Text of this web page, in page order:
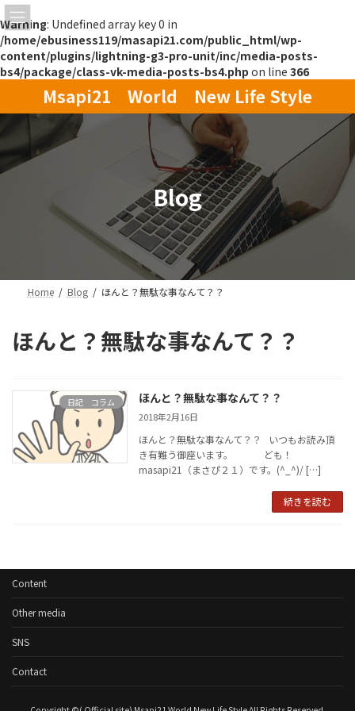
Warning: Undefined array key 0 in
/home/ebusiness119/masapi21.com/public_html/wp-
content/plugins/lightning-g3-pro-unit/inc/media-posts-
bs4/package/class-vk-media-posts-bs4.php on line 366
テ
ン
ツ
へ
ゲ
ー
シ
ョ
Msapi21 World New Life Style
Blog
Home Blog ほんと？無駄な事なんて？？
ほんと？無駄な事なんて？？
日記 コラム ほんと？無駄な事なんて？？
2018年2月16日
ほんと？無駄な事なんて？？ いつもお読み頂
き有難う御座います。 ども！
masapi21（まさぴ２１）です。(^_^)/ […]
続きを読む
Content
Other media
SNS
Contact